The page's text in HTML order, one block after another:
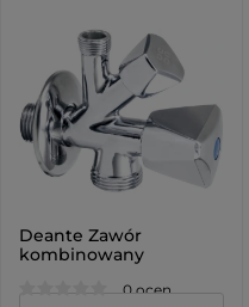
Deante Zawór
kombinowany
0 ocen